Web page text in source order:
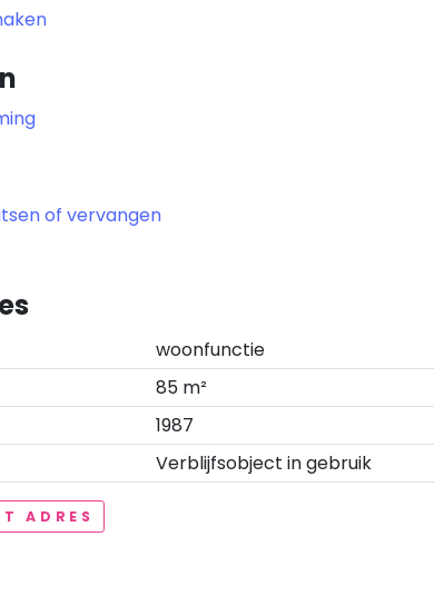
of vervangen
woonfunctie
85 m²
1987
Verblijfsobject in gebruik
ADRES